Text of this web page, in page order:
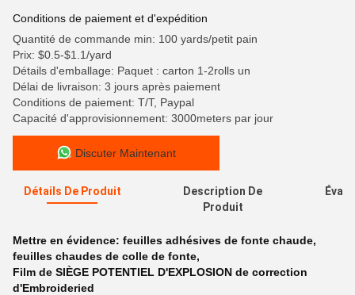
Conditions de paiement et d'expédition
Quantité de commande min: 100 yards/petit pain
Prix: $0.5-$1.1/yard
Détails d'emballage: Paquet : carton 1-2rolls un
Délai de livraison: 3 jours après paiement
Conditions de paiement: T/T, Paypal
Capacité d'approvisionnement: 3000meters par jour
Discuter Maintenant
Détails De Produit
Description De
Produit
Mettre en évidence: feuilles adhésives de fonte chaude,
feuilles chaudes de colle de fonte,
Film de SIÈGE POTENTIEL D'EXPLOSION de correction
d'Embroideried